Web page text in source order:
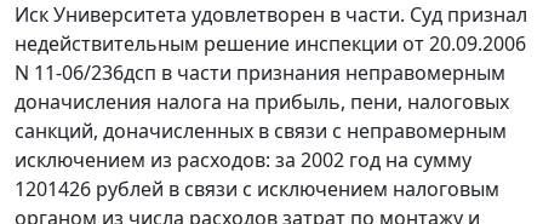
Иск Университета удовлетворен в части. Суд признал
недействительным решение инспекции от 20.09.2006
N 11-06/236дсп в части признания неправомерным
доначисления налога на прибыль, пени, налоговых
санкций, доначисленных в связи с неправомерным
исключением из расходов: за 2002 год на сумму
1201426 рублей в связи с исключением налоговым
органом из числа расходов затрат по монтажу и